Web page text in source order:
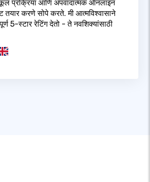
प्रक्रिया आणि अपवादात्मक ऑनलाइन
तयार करणे सोपे करते. मी आत्मविश्वासाने
5-स्टार रेटिंग देतो - ते नवशिक्यांसाठी